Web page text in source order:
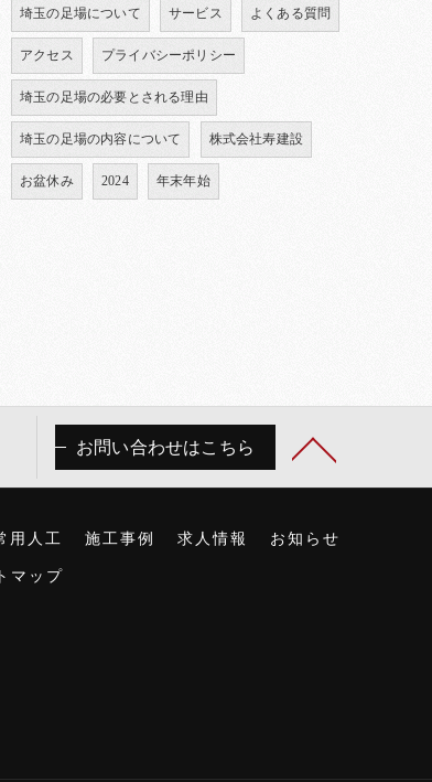
埼玉の足場について サービス よくある質問
アクセス プライバシーポリシー
埼玉の足場の必要とされる理由
埼玉の足場の内容について 株式会社寿建設
お盆休み 2024 年末年始
お問い合わせはこちら
用人工 施工事例 求人情報 お知らせ
マップ